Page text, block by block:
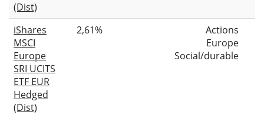
(Dist)
iShares
MSCI
Europe
SRI UCITS
ETF EUR
Hedged
(Dist)
2,61%
Actions
Europe
Social/durable